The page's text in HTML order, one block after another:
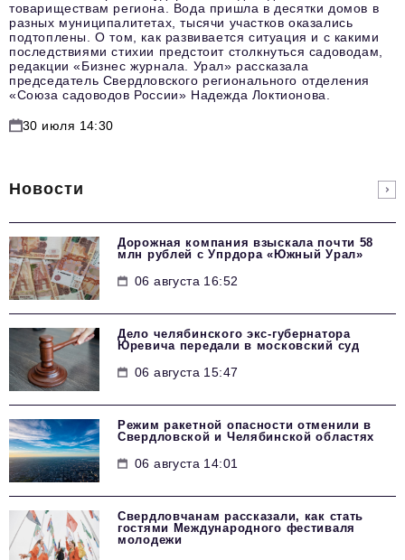
товариществам региона. Вода пришла в десятки домов в
разных муниципалитетах, тысячи участков оказались
подтоплены. О том, как развивается ситуация и с какими
последствиями стихии предстоит столкнуться садоводам,
редакции «Бизнес журнала. Урал» рассказала
председатель Свердловского регионального отделения
«Союза садоводов России» Надежда Локтионова.
30 июля 14:30
Новости
Дорожная компания взыскала почти 58
млн рублей с Упрдора «Южный Урал»
06 августа 16:52
Дело челябинского экс-губернатора
Юревича передали в московский суд
06 августа 15:47
Режим ракетной опасности отменили в
Свердловской и Челябинской областях
06 августа 14:01
Свердловчанам рассказали, как стать
гостями Международного фестиваля
молодежи